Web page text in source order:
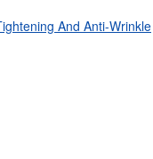
And Anti-Wrinkle